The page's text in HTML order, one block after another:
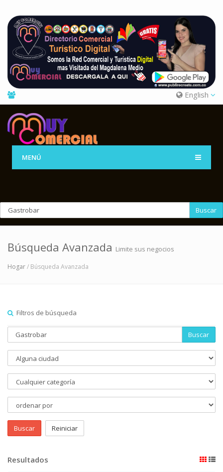
English
MENÚ
Buscar
Búsqueda Avanzada Limite sus negocios
Hogar/ Búsqueda Avanzada
Filtros de búsqueda
Buscar
Buscar Reiniciar
Resultados